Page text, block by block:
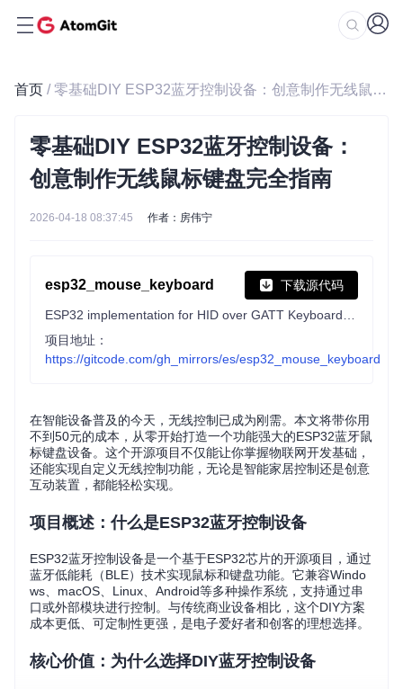
首页 / 零基础DIY ESP32蓝牙控制设备：创意制作无线鼠标键盘完全指南
零基础DIY ESP32蓝牙控制设备：
创意制作无线鼠标键盘完全指南
2026-04-18 08:37:45 作者：房伟宁
esp32_mouse_keyboard 下载源代码
项目地址：
https://gitcode.com/gh_mirrors/es/esp32_mouse_keyboard
在智能设备普及的今天，无线控制已成为刚需。本文将带你用
不到50元的成本，从零开始打造一个功能强大的ESP32蓝牙鼠
标键盘设备。这个开源项目不仅能让你掌握物联网开发基础，
还能实现自定义无线控制功能，无论是智能家居控制还是创意
互动装置，都能轻松实现。
项目概述：什么是ESP32蓝牙控制设备
ESP32蓝牙控制设备是一个基于ESP32芯片的开源项目，通过
蓝牙低能耗（BLE）技术实现鼠标和键盘功能。它兼容Windo
ws、macOS、Linux、Android等多种操作系统，支持通过串
口或外部模块进行控制。与传统商业设备相比，这个DIY方案
成本更低、可定制性更强，是电子爱好者和创客的理想选择。
核心价值：为什么选择DIY蓝牙控制设备